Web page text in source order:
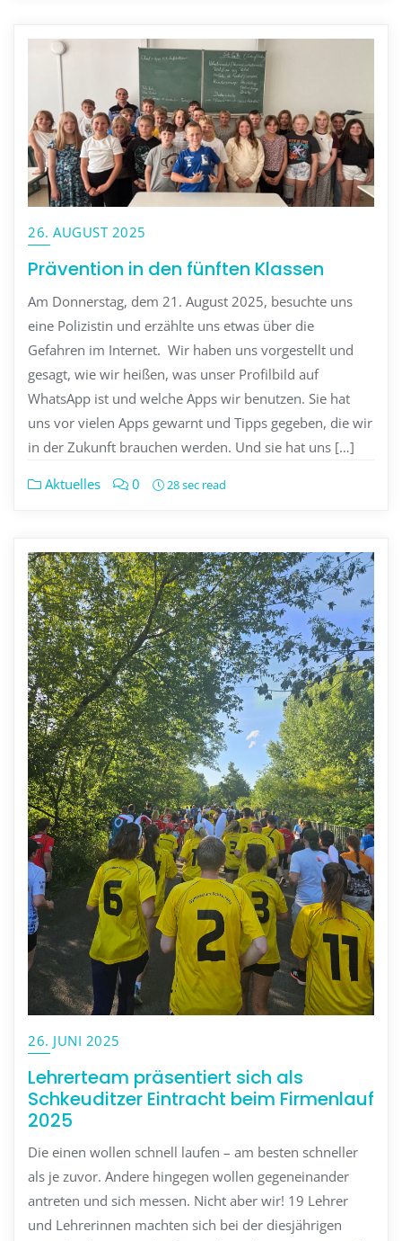
26. AUGUST 2025
Prävention in den fünften Klassen
Am Donnerstag, dem 21. August 2025, besuchte uns
eine Polizistin und erzählte uns etwas über die
Gefahren im Internet. Wir haben uns vorgestellt und
gesagt, wie wir heißen, was unser Profilbild auf
WhatsApp ist und welche Apps wir benutzen. Sie hat
uns vor vielen Apps gewarnt und Tipps gegeben, die wir
in der Zukunft brauchen werden. Und sie hat uns […]
Aktuelles 0 28 sec read
26. JUNI 2025
Lehrerteam präsentiert sich als
Schkeuditzer Eintracht beim Firmenlauf
2025
Die einen wollen schnell laufen – am besten schneller
als je zuvor. Andere hingegen wollen gegeneinander
antreten und sich messen. Nicht aber wir! 19 Lehrer
und Lehrerinnen machten sich bei der diesjährigen